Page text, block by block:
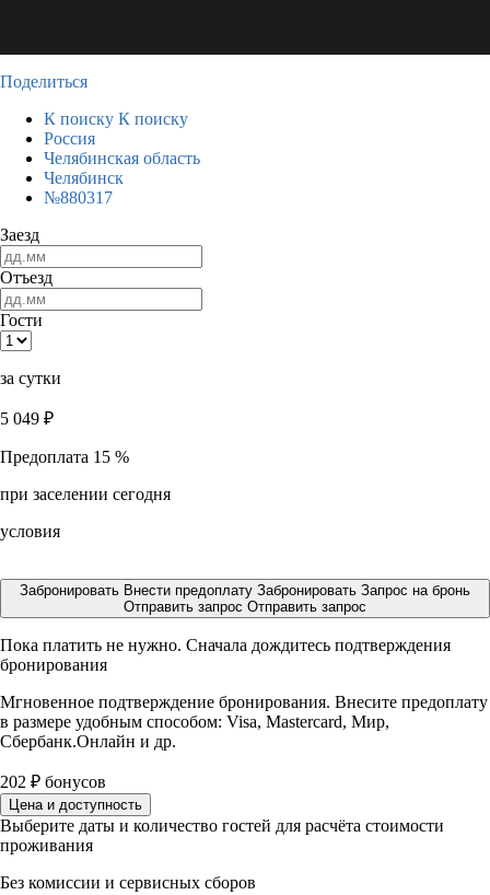
Поделиться
К поиску К поиску
Россия
Челябинская область
Челябинск
№880317
Заезд
Отъезд
Гости
за сутки
5 049 ₽
Предоплата 15 %
при заселении сегодня
условия
Забронировать Внести предоплату Забронировать Запрос на бронь
Отправить запрос Отправить запрос
Пока платить не нужно. Сначала дождитесь подтверждения
бронирования
Мгновенное подтверждение бронирования. Внесите предоплату
в размере удобным способом: Visa, Mastercard, Мир,
Сбербанк.Онлайн и др.
202 ₽ бонусов
Цена и доступность
Выберите даты и количество гостей для расчёта стоимости
проживания
Без комиссии и сервисных сборов